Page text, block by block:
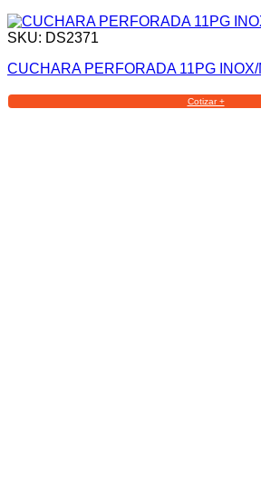
SKU: DS2371
CUCHARA PERFORADA 11PG
Cotizar +